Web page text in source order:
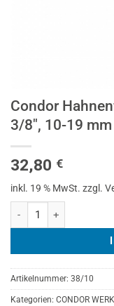
Condor
3/8″, 10-19 mm
32,80 €
inkl. 19 % MwSt. zzgl.
Condor Hahnenfuss-
Artikelnummer: 38/10
Kategorien: CONDOR